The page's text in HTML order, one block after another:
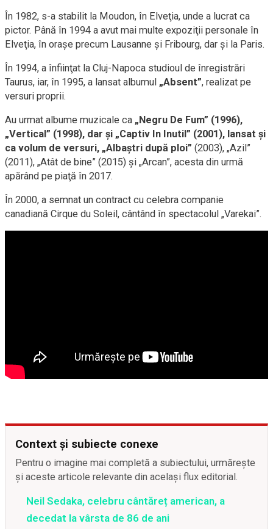
În 1982, s-a stabilit la Moudon, în Elveţia, unde a lucrat ca
pictor. Până în 1994 a avut mai multe expoziţii personale în
Elveţia, în oraşe precum Lausanne şi Fribourg, dar şi la Paris.
În 1994, a înfiinţat la Cluj-Napoca studioul de înregistrări
Taurus, iar, în 1995, a lansat albumul „Absent”, realizat pe
versuri proprii.
Au urmat albume muzicale ca „Negru De Fum” (1996),
„Vertical” (1998), dar şi „Captiv In Inutil” (2001), lansat şi
ca volum de versuri, „Albaştri după ploi” (2003), „Azil”
(2011), „Atât de bine” (2015) şi „Arcan”, acesta din urmă
apărând pe piaţă în 2017.
În 2000, a semnat un contract cu celebra companie
canadiană Cirque du Soleil, cântând în spectacolul „Varekai”.
Context și subiecte conexe
Pentru o imagine mai completă a subiectului, urmărește
și aceste articole relevante din același flux editorial.
Neil Sedaka, celebru cântăreț american, a
decedat la vârsta de 86 de ani